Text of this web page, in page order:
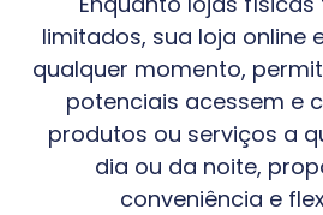
limitados, sua loja online
qualquer momento,
potenciais acessem e
produtos ou serviços a
dia ou da noite,
conveniência e